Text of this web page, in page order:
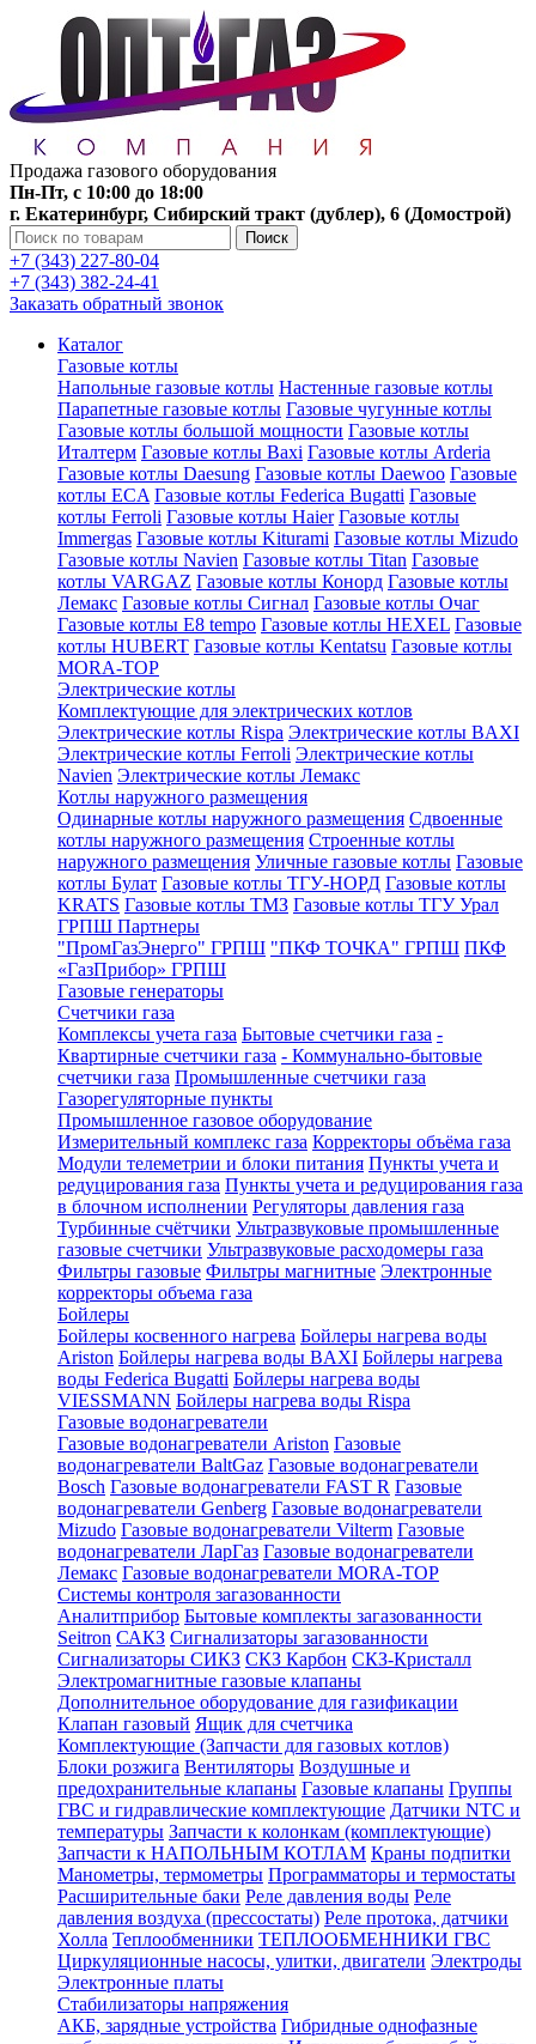
Продажа газового оборудования
Пн-Пт, с 10:00 до 18:00
г. Екатеринбург, Сибирский тракт (дублер), 6 (Домострой)
Поиск
+7 (343) 227-80-04
+7 (343) 382-24-41
Заказать обратный звонок
Каталог
Газовые котлы
Напольные газовые котлы Настенные газовые котлы
Парапетные газовые котлы Газовые чугунные котлы
Газовые котлы большой мощности Газовые котлы
Италтерм Газовые котлы Baxi Газовые котлы Arderia
Газовые котлы Daesung Газовые котлы Daewoo Газовые
котлы ECA Газовые котлы Federica Bugatti Газовые
котлы Ferroli Газовые котлы Haier Газовые котлы
Immergas Газовые котлы Kiturami Газовые котлы Mizudo
Газовые котлы Navien Газовые котлы Titan Газовые
котлы VARGAZ Газовые котлы Конорд Газовые котлы
Лемакс Газовые котлы Сигнал Газовые котлы Очаг
Газовые котлы E8 tempo Газовые котлы HEXEL Газовые
котлы HUBERT Газовые котлы Kentatsu Газовые котлы
MORA-TOP
Электрические котлы
Комплектующие для электрических котлов
Электрические котлы Rispa Электрические котлы BAXI
Электрические котлы Ferroli Электрические котлы
Navien Электрические котлы Лемакс
Котлы наружного размещения
Одинарные котлы наружного размещения Сдвоенные
котлы наружного размещения Строенные котлы
наружного размещения Уличные газовые котлы Газовые
котлы Булат Газовые котлы ТГУ-НОРД Газовые котлы
KRATS Газовые котлы ТМЗ Газовые котлы ТГУ Урал
ГРПШ Партнеры
"ПромГазЭнерго" ГРПШ "ПКФ ТОЧКА" ГРПШ ПКФ
«ГазПрибор» ГРПШ
Газовые генераторы
Счетчики газа
Комплексы учета газа Бытовые счетчики газа -
Квартирные счетчики газа - Коммунально-бытовые
счетчики газа Промышленные счетчики газа
Газорегуляторные пункты
Промышленное газовое оборудование
Измерительный комплекс газа Корректоры объёма газа
Модули телеметрии и блоки питания Пункты учета и
редуцирования газа Пункты учета и редуцирования газа
в блочном исполнении Регуляторы давления газа
Турбинные счётчики Ультразвуковые промышленные
газовые счетчики Ультразвуковые расходомеры газа
Фильтры газовые Фильтры магнитные Электронные
корректоры объема газа
Бойлеры
Бойлеры косвенного нагрева Бойлеры нагрева воды
Ariston Бойлеры нагрева воды BAXI Бойлеры нагрева
воды Federica Bugatti Бойлеры нагрева воды
VIESSMANN Бойлеры нагрева воды Rispa
Газовые водонагреватели
Газовые водонагреватели Ariston Газовые
водонагреватели BaltGaz Газовые водонагреватели
Bosch Газовые водонагреватели FAST R Газовые
водонагреватели Genberg Газовые водонагреватели
Mizudo Газовые водонагреватели Vilterm Газовые
водонагреватели ЛарГаз Газовые водонагреватели
Лемакс Газовые водонагреватели MORA-TOP
Системы контроля загазованности
Аналитприбор Бытовые комплекты загазованности
Seitron САКЗ Сигнализаторы загазованности
Сигнализаторы СИКЗ СКЗ Карбон СКЗ-Кристалл
Электромагнитные газовые клапаны
Дополнительное оборудование для газификации
Клапан газовый Ящик для счетчика
Комплектующие (Запчасти для газовых котлов)
Блоки розжига Вентиляторы Воздушные и
предохранительные клапаны Газовые клапаны Группы
ГВС и гидравлические комплектующие Датчики NTC и
температуры Запчасти к колонкам (комплектующие)
Запчасти к НАПОЛЬНЫМ КОТЛАМ Краны подпитки
Манометры, термометры Программаторы и термостаты
Расширительные баки Реле давления воды Реле
давления воздуха (прессостаты) Реле протока, датчики
Холла Теплообменники ТЕПЛООБМЕННИКИ ГВС
Циркуляционные насосы, улитки, двигатели Электроды
Электронные платы
Стабилизаторы напряжения
АКБ, зарядные устройства Гибридные однофазные